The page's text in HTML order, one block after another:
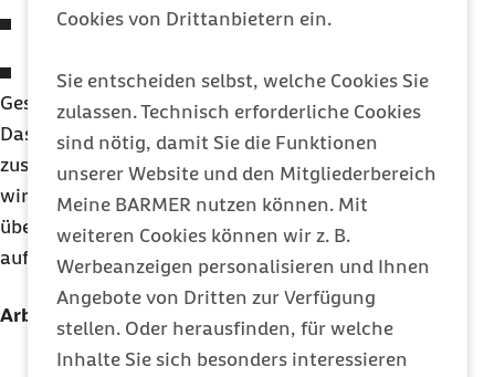
Cookies von Drittanbietern ein.
Sie entscheiden selbst, welche Cookies Sie
zulassen. Technisch erforderliche Cookies
sind nötig, damit Sie die Funktionen
unserer Website und den Mitgliederbereich
Meine BARMER nutzen können. Mit
weiteren Cookies können wir z. B.
Werbeanzeigen personalisieren und Ihnen
Angebote von Dritten zur Verfügung
stellen. Oder herausfinden, für welche
Inhalte Sie sich besonders interessieren
Arbeitgeber A: monatliches Brutto
Arbeitgeber B: monatliches Brutto
3.000 €
Gesamtentgelt:7.000 €
Das Gesamtentgelt aller Beschäftigungen wird
zusammengerechnet. Bei der Krankenversicherung
wird damit die aktuelle BBG von
5.812,50 €
überschritten. Das beitragspflichtige Entgelt muss
auf beide Arbeitgeber anteilig verteilt werden.
Arbeitgeber
Beitragspflichtiges